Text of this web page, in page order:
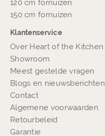
120 cm fornuizen
150 cm fornuizen
Klantenservice
Over Heart of the Kitchen
Showroom
Meest gestelde vragen
Blogs en nieuwsberichten
Contact
Algemene voorwaarden
Retourbeleid
Garantie